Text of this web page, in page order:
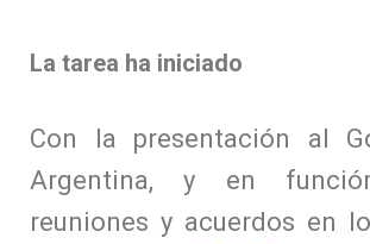
La tarea ha iniciado
Con la presentación al
Argentina, y en
reuniones y acuerdos en